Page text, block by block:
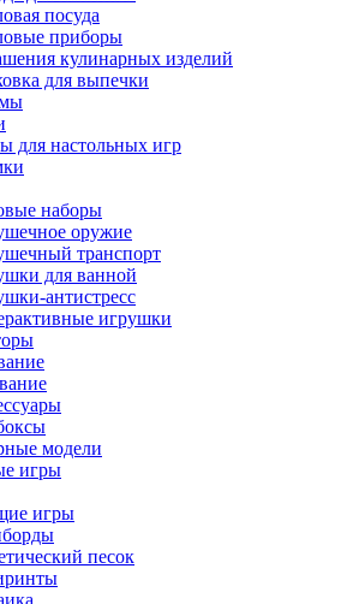
посуда
приборы
кулинарных изделий
для выпечки
для настольных игр
наборы
оружие
транспорт
для ванной
антистресс
игрушки
модели
игры
игры
песок